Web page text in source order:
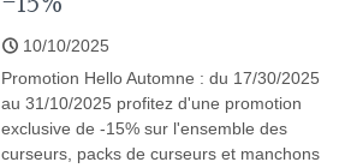
10/10/2025
Promotion Hello Automne : du 17/30/2025
au 31/10/2025 profitez d'une promotion
exclusive de -15% sur l'ensemble des
curseurs, packs de curseurs et manchons